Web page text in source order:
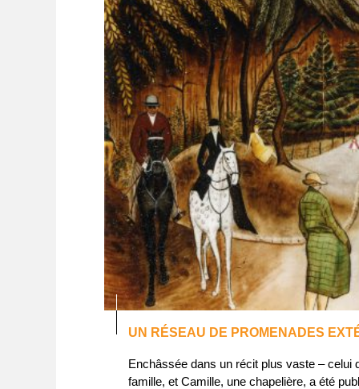
UN RÉSEAU DE PROMENADES
Enchâssée dans un récit plus vaste – celui
famille, et Camille, une chapelière, a été